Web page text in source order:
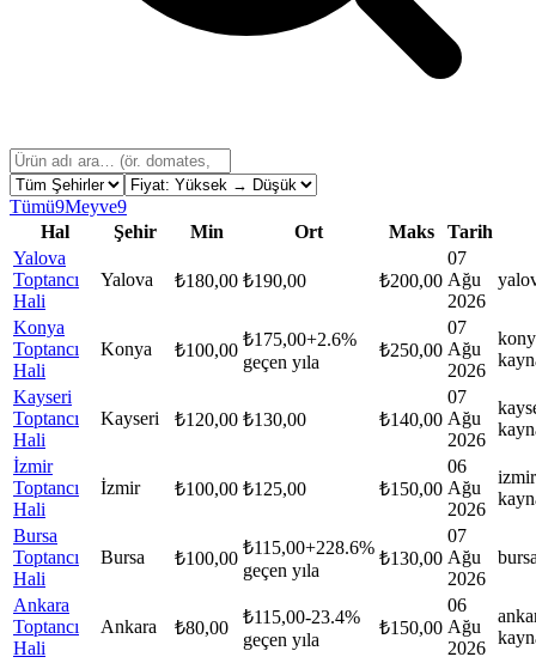
Tümü9Meyve9
Hal
Şehir Min Ort Maks
Tarih
Yalova
Toptancı
Hali
Yalova ₺180,00 ₺190,00 ₺200,00
07
Ağu
2026
Konya
Toptancı
Hali
Konya ₺100,00
₺175,00+2.6%
geçen yıla
₺250,00
07
Ağu
2026
Kayseri
Toptancı
Hali
Kayseri ₺120,00 ₺130,00 ₺140,00
07
Ağu
2026
İzmir
Toptancı
Hali
İzmir ₺100,00 ₺125,00 ₺150,00
06
Ağu
2026
izmir
Bursa
Toptancı
Hali
Bursa ₺100,00
₺115,00+228.6%
geçen yıla
₺130,00
07
Ağu
2026
Ankara
Toptancı
Hali
Ankara ₺80,00
₺115,00-23.4%
geçen yıla
₺150,00
06
Ağu
2026